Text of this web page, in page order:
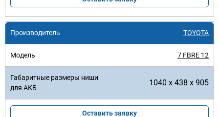
TOYOTA
7 FBRE 12
1040 x 438 x 905
Оставить заявку